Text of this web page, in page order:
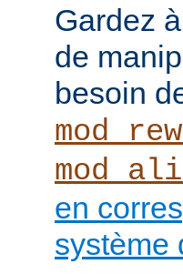
Gardez
de
besoin
en
système